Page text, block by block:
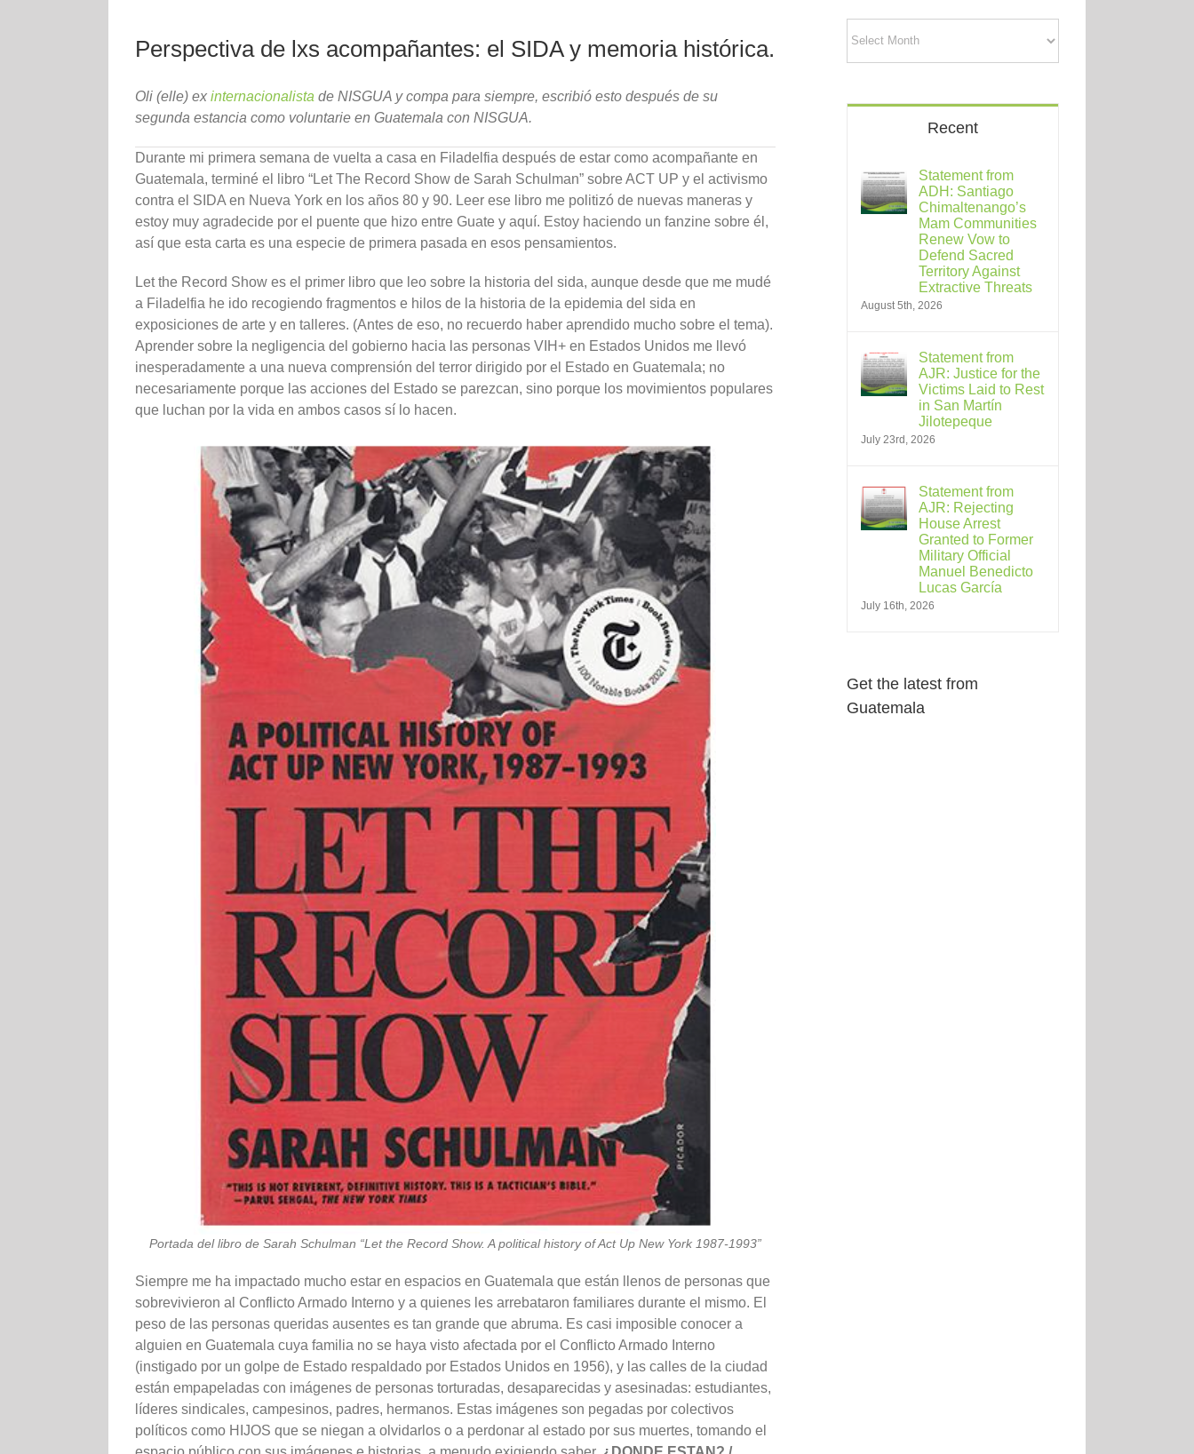
Perspectiva de lxs acompañantes: el SIDA y memoria histórica.
Oli (elle) ex internacionalista de NISGUA y compa para siempre, escribió esto después de su
segunda estancia como voluntarie en Guatemala con NISGUA.
Durante mi primera semana de vuelta a casa en Filadelfia después de estar como acompañante en
Guatemala, terminé el libro “Let The Record Show de Sarah Schulman” sobre ACT UP y el activismo
contra el SIDA en Nueva York en los años 80 y 90. Leer ese libro me politizó de nuevas maneras y
estoy muy agradecide por el puente que hizo entre Guate y aquí. Estoy haciendo un fanzine sobre él,
así que esta carta es una especie de primera pasada en esos pensamientos.
Let the Record Show es el primer libro que leo sobre la historia del sida, aunque desde que me mudé
a Filadelfia he ido recogiendo fragmentos e hilos de la historia de la epidemia del sida en
exposiciones de arte y en talleres. (Antes de eso, no recuerdo haber aprendido mucho sobre el tema).
Aprender sobre la negligencia del gobierno hacia las personas VIH+ en Estados Unidos me llevó
inesperadamente a una nueva comprensión del terror dirigido por el Estado en Guatemala; no
necesariamente porque las acciones del Estado se parezcan, sino porque los movimientos populares
que luchan por la vida en ambos casos sí lo hacen.
Portada del libro de Sarah Schulman “Let the Record Show. A political history of Act Up New York 1987-1993”
Siempre me ha impactado mucho estar en espacios en Guatemala que están llenos de personas que
sobrevivieron al Conflicto Armado Interno y a quienes les arrebataron familiares durante el mismo. El
peso de las personas queridas ausentes es tan grande que abruma. Es casi imposible conocer a
alguien en Guatemala cuya familia no se haya visto afectada por el Conflicto Armado Interno
(instigado por un golpe de Estado respaldado por Estados Unidos en 1956), y las calles de la ciudad
están empapeladas con imágenes de personas torturadas, desaparecidas y asesinadas: estudiantes,
líderes sindicales, campesinos, padres, hermanos. Estas imágenes son pegadas por colectivos
políticos como HIJOS que se niegan a olvidarlos o a perdonar al estado por sus muertes, tomando el
Recent
Statement from
ADH: Santiago
Chimaltenango’s
Mam Communities
Renew Vow to
Defend Sacred
Territory Against
Extractive Threats
August 5th, 2026
Statement from
AJR: Justice for the
Victims Laid to Rest
in San Martín
Jilotepeque
July 23rd, 2026
Statement from
AJR: Rejecting
House Arrest
Granted to Former
Military Official
Manuel Benedicto
Lucas García
July 16th, 2026
Get the latest from
Guatemala